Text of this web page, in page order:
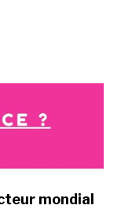
mondial